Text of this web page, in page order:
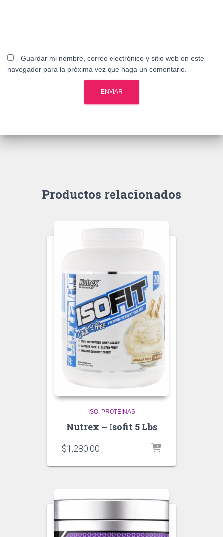
Guardar mi nombre, correo electrónico y sitio web en este
navegador para la próxima vez que haga un comentario.
Productos relacionados
ISO PROTEINAS
Nutrex – Isofit 5 Lbs
$1,280.00